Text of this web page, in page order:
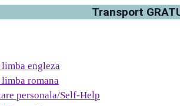
Transport
engleza
romana
personala/Self-Help